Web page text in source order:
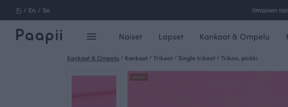
Fi / En / Se Ilmainen
Naiset Lapset Kankaat & Ompelu
Kankaat & Ompelu / Kankaat / Trikoot / Single trikoot / Trikoo, pinkki
OUTLET